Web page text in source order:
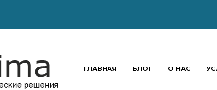
ГЛАВНАЯ БЛОГ О НАС